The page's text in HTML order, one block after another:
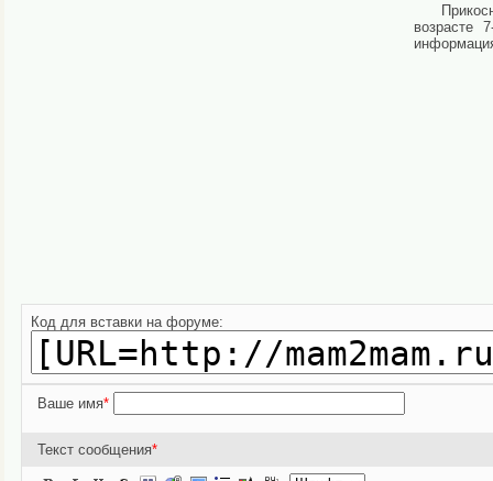
возрасте
Код для вставки на форуме:
Ваше имя*
Текст сообщения*